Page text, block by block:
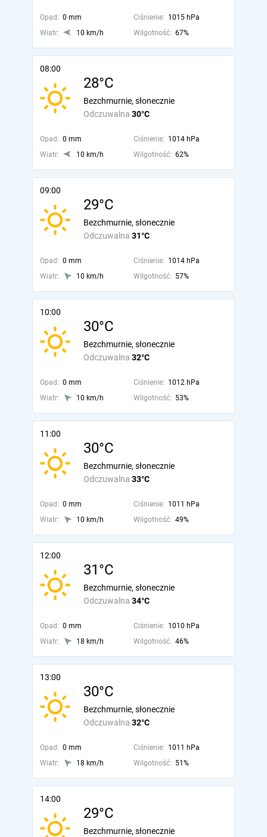
Opad: 0 mm Ciśnienie: 1015 hPa
Wiatr:
10 km/h Wilgotność: 67%
08:00
28°C
Odczuwalna 30°C
Bezchmurnie, słonecznie
Opad: 0 mm Ciśnienie: 1014 hPa
Wiatr:
10 km/h Wilgotność: 62%
09:00
29°C
Odczuwalna 31°C
Bezchmurnie, słonecznie
Opad: 0 mm Ciśnienie: 1014 hPa
Wiatr:
10 km/h Wilgotność: 57%
10:00
30°C
Odczuwalna 32°C
Bezchmurnie, słonecznie
Opad: 0 mm Ciśnienie: 1012 hPa
Wiatr:
10 km/h Wilgotność: 53%
11:00
30°C
Odczuwalna 33°C
Bezchmurnie, słonecznie
Opad: 0 mm Ciśnienie: 1011 hPa
Wiatr:
10 km/h Wilgotność: 49%
12:00
31°C
Odczuwalna 34°C
Bezchmurnie, słonecznie
Opad: 0 mm Ciśnienie: 1010 hPa
Wiatr:
18 km/h Wilgotność: 46%
13:00
30°C
Odczuwalna 32°C
Bezchmurnie, słonecznie
Opad: 0 mm Ciśnienie: 1011 hPa
Wiatr:
18 km/h Wilgotność: 51%
14:00
29°C
Bezchmurnie, słonecznie